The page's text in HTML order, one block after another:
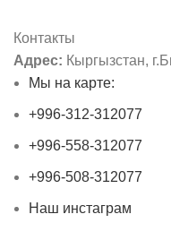
Контакты
Адрес: Кыргызстан,
Мы на карте:
+996-312-312077
+996-558-312077
+996-508-312077
Наш инстаграм